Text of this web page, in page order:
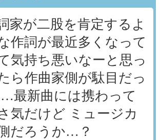
家が二股を肯定するよ
作詞が最近多くなって
気持ち悪いなーと思っ
ら作曲家側が駄目だっ
最新曲には携わって
気だけど ミュージカ
だろうか…？